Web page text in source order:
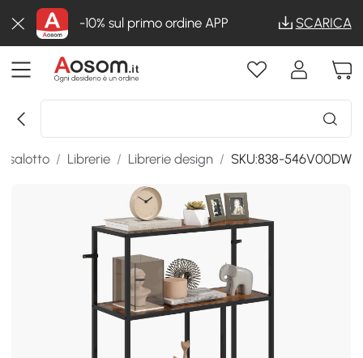
-10% sul primo ordine APP SCARICA
salotto / Librerie / Librerie design / SKU:838-546V00DW